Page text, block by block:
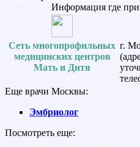
Информация где
Сеть многопрофильных
медицинских центров
Мать и Дитя
г.
Еще врачи Москвы:
Эмбриолог
Посмотреть еще: